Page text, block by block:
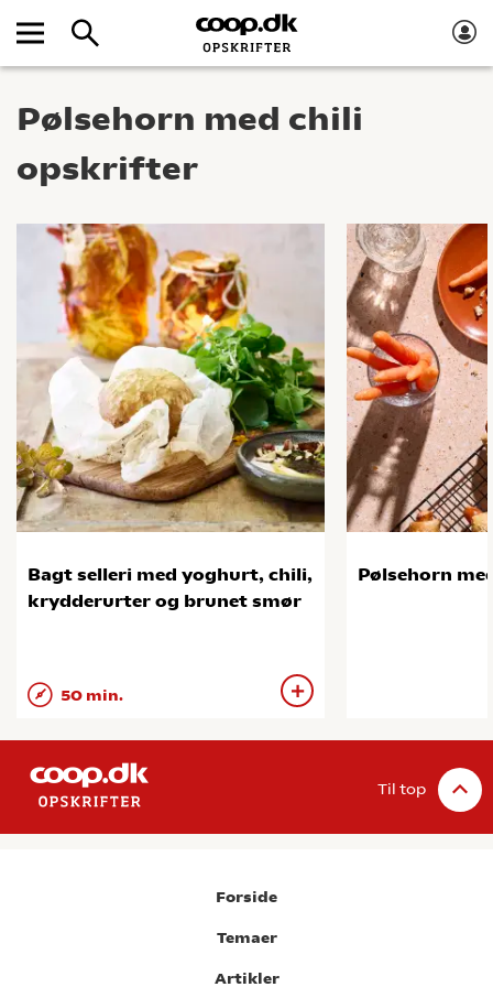
Pølsehorn med chili
opskrifter
Bagt selleri med yoghurt, chili,
krydderurter og brunet smør
50 min.
Pølsehorn
Til top
Forside
Temaer
Artikler